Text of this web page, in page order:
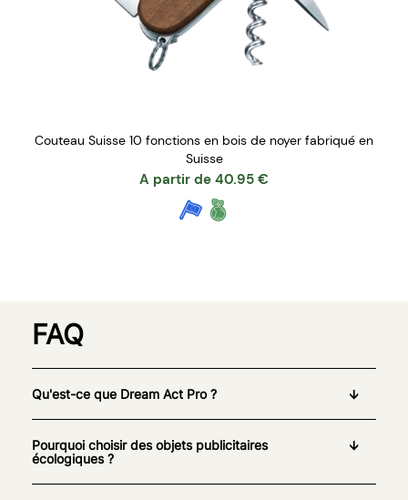
Couteau Suisse 10 fonctions en bois de noyer fabriqué en
Suisse
A partir de 40.95 €
FAQ
Qu'est-ce que Dream Act Pro ?
Pourquoi choisir des objets publicitaires
écologiques ?